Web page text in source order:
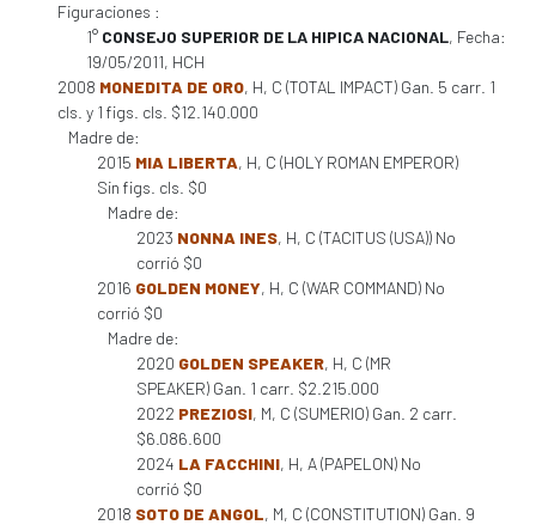
Figuraciones :
1° CONSEJO SUPERIOR DE LA HIPICA NACIONAL, Fecha:
19/05/2011, HCH
2008 MONEDITA DE ORO, H, C (TOTAL IMPACT) Gan. 5 carr. 1
cls. y 1 figs. cls. $12.140.000
Madre de:
2015 MIA LIBERTA, H, C (HOLY ROMAN EMPEROR)
Sin figs. cls. $0
Madre de:
2023 NONNA INES, H, C (TACITUS (USA)) No
corrió $0
2016 GOLDEN MONEY, H, C (WAR COMMAND) No
corrió $0
Madre de:
2020 GOLDEN SPEAKER, H, C (MR
SPEAKER) Gan. 1 carr. $2.215.000
2022 PREZIOSI, M, C (SUMERIO) Gan. 2 carr.
$6.086.600
2024 LA FACCHINI, H, A (PAPELON) No
corrió $0
2018 SOTO DE ANGOL, M, C (CONSTITUTION) Gan. 9